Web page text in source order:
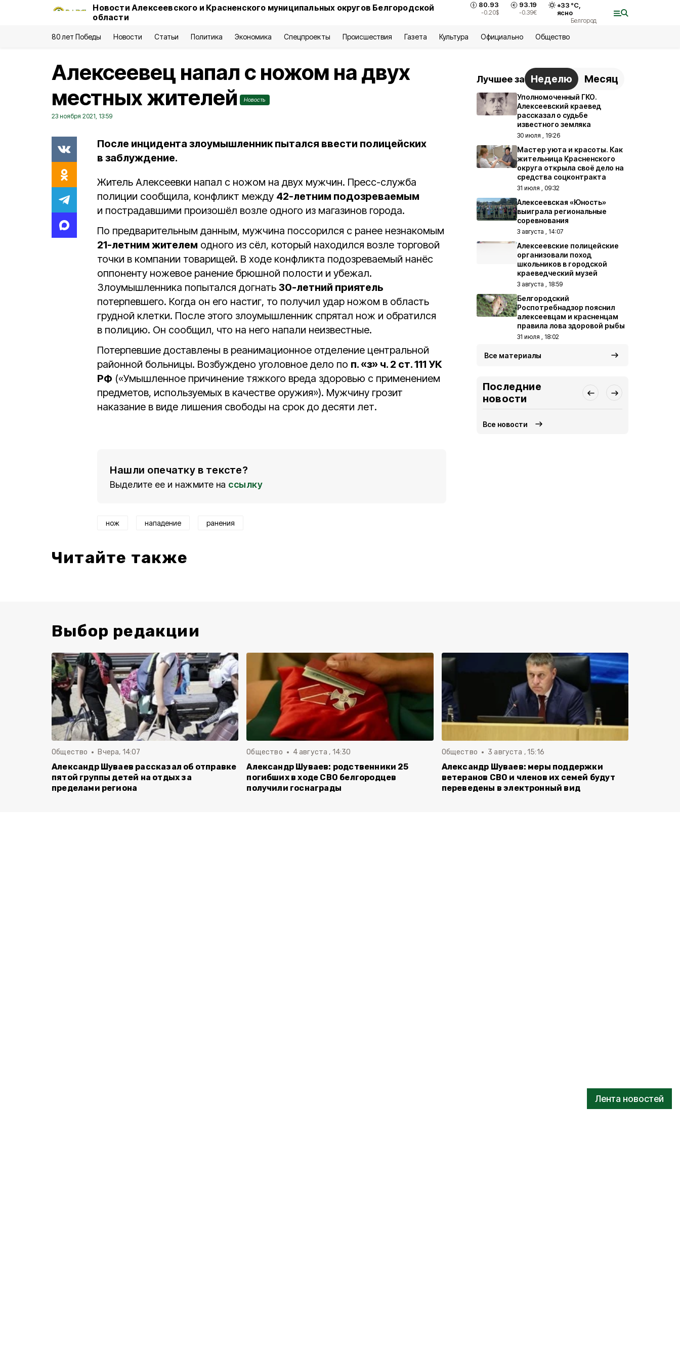
Новости Алексеевского и Красненского муниципальных округов Белгородской
области
80.93
-0.20$
93.19
-0.39€
+33 °С,
ясно
Белгород
80 лет Победы Новости Статьи Политика Экономика Спецпроекты Происшествия Газета Культура Официально Общество
Лента новостей
Алексеевец напал с ножом на двух
местных жителей
Новость
23 ноября 2021, 13:59
После инцидента злоумышленник пытался ввести полицейских
в заблуждение.
Житель Алексеевки напал с ножом на двух мужчин. Пресс-служба
полиции сообщила, конфликт между 42-летним подозреваемым
и пострадавшими произошёл возле одного из магазинов города.
По предварительным данным, мужчина поссорился с ранее незнакомым
21-летним жителем одного из сёл, который находился возле торговой
точки в компании товарищей. В ходе конфликта подозреваемый нанёс
оппоненту ножевое ранение брюшной полости и убежал.
Злоумышленника попытался догнать 30-летний приятель
потерпевшего. Когда он его настиг, то получил удар ножом в область
грудной клетки. После этого злоумышленник спрятал нож и обратился
в полицию. Он сообщил, что на него напали неизвестные.
Потерпевшие доставлены в реанимационное отделение центральной
районной больницы. Возбуждено уголовное дело по п. «з» ч. 2 ст. 111 УК
РФ («Умышленное причинение тяжкого вреда здоровью с применением
предметов, используемых в качестве оружия»). Мужчину грозит
наказание в виде лишения свободы на срок до десяти лет.
Нашли опечатку в тексте?
Выделите ее и нажмите на ссылку
нож нападение ранения
Читайте также
Лучшее за Неделю Месяц
Уполномоченный ГКО.
Алексеевский краевед
рассказал о судьбе
известного земляка
30 июля , 19:26
Мастер уюта и красоты. Как
жительница Красненского
округа открыла своё дело на
средства соцконтракта
31 июля , 09:32
Алексеевская «Юность»
выиграла региональные
соревнования
3 августа , 14:07
Алексеевские полицейские
организовали поход
школьников в городской
краеведческий музей
3 августа , 18:59
Белгородский
Роспотребнадзор пояснил
алексеевцам и красненцам
правила лова здоровой рыбы
31 июля , 18:02
Все материалы
Последние
новости
Все новости
Выбор редакции
Общество Вчера, 14:07
Александр Шуваев рассказал об отправке
пятой группы детей на отдых за
пределами региона
Общество 4 августа , 14:30
Александр Шуваев: родственники 25
погибших в ходе СВО белгородцев
получили госнаграды
Общество 3 августа , 15:16
Александр Шуваев: меры поддержки
ветеранов СВО и членов их семей будут
переведены в электронный вид